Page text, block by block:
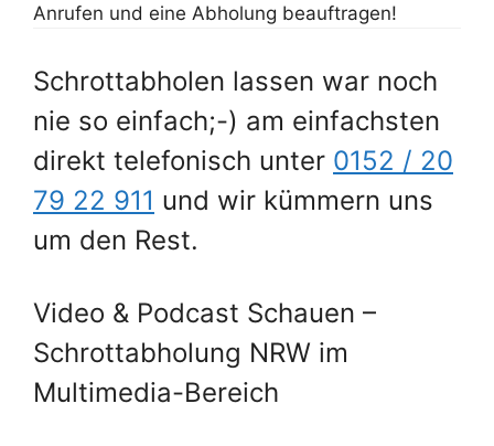
Anrufen und eine Abholung beauftragen!
Schrottabholen lassen war noch
nie so einfach;-) am einfachsten
direkt telefonisch unter 0152 / 20
79 22 911 und wir kümmern uns
um den Rest.
Video & Podcast Schauen –
Schrottabholung NRW im
Multimedia-Bereich